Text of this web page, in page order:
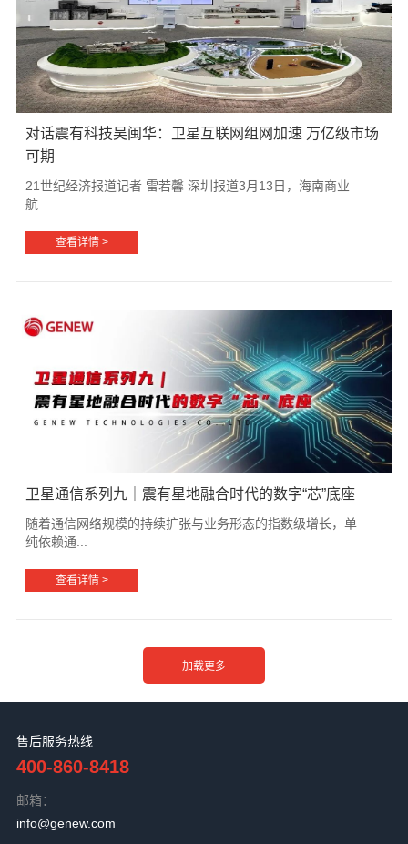
对话震有科技吴闽华：卫星互联网组网加速 万亿级市场
可期
21世纪经济报道记者 雷若馨 深圳报道3月13日，海南商业
航...
查看详情 >
卫星通信系列九｜震有星地融合时代的数字“芯”底座
随着通信网络规模的持续扩张与业务形态的指数级增长，单
纯依赖通...
查看详情 >
售后服务热线
400-860-8418
邮箱：
info@genew.com